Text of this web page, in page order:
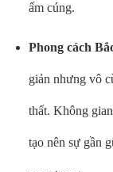
ấm cúng.
Phong cách
giản nhưng vô
thất. Không
tạo nên sự gần